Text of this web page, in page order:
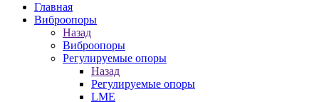
Главная
Виброопоры
Назад
Виброопоры
Регулируемые опоры
Назад
Регулируемые опоры
LME